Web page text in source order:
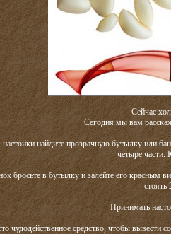
Сейчас
Сегодня мы вам
найдите прозрачную бутылку или
четыре части.
бросьте в бутылку и залейте его красным
стоять
Принимать
чудодейственное средство, чтобы вывести